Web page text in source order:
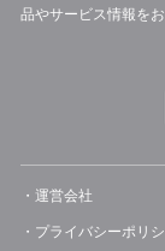
品やサービス情報をお
運営会社
プライバシーポリ